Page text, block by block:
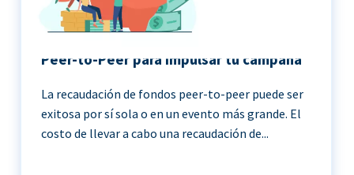
Peer-to-Peer para impulsar tu campaña
La recaudación de fondos peer-to-peer puede ser
exitosa por sí sola o en un evento más grande. El
costo de llevar a cabo una recaudación de...